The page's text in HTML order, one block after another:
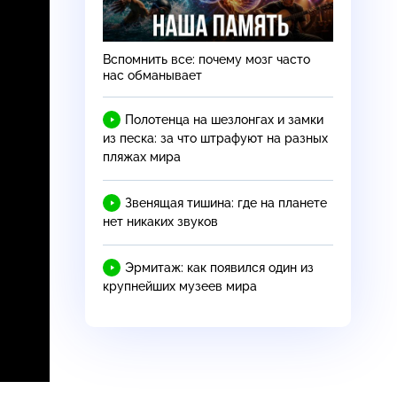
Вспомнить все: почему мозг часто
нас обманывает
Полотенца на шезлонгах и замки
из песка: за что штрафуют на разных
пляжах мира
Звенящая тишина: где на планете
нет никаких звуков
Эрмитаж: как появился один из
крупнейших музеев мира